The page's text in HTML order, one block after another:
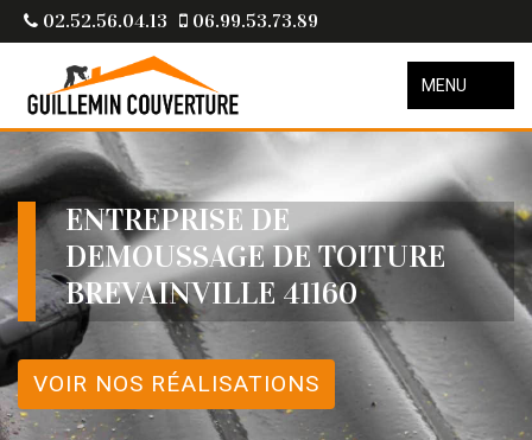
02.52.56.04.13 06.99.53.73.89
MENU
ENTREPRISE DE
DEMOUSSAGE DE TOITURE
BREVAINVILLE 41160
VOIR NOS RÉALISATIONS